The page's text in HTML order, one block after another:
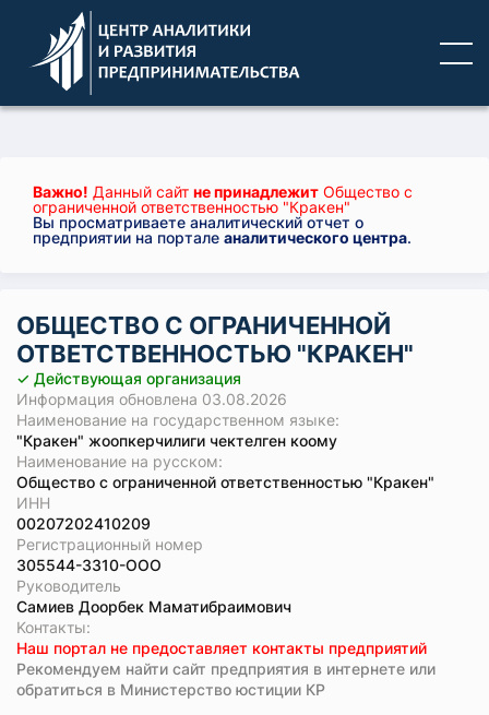
Важно! Данный сайт не принадлежит Общество с
ограниченной ответственностью "Кракен"
Вы просматриваете аналитический отчет о
предприятии на портале аналитического центра.
ОБЩЕСТВО С ОГРАНИЧЕННОЙ
ОТВЕТСТВЕННОСТЬЮ "КРАКЕН"
✓ Действующая организация
Информация обновлена 03.08.2026
Наименование на государственном языке:
"Кракен" жоопкерчилиги чектелген коому
Наименование на русском:
Общество с ограниченной ответственностью "Кракен"
ИНН
00207202410209
Регистрационный номер
305544-3310-ООО
Руководитель
Самиев Доорбек Маматибраимович
Koнтaкты:
Наш портал не предоставляет контакты предприятий
Рекомендуем найти сайт предприятия в интернете или
обратиться в Министерство юстиции КР